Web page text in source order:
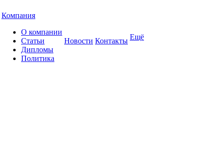
Компания
О компании
Статьи
Дипломы
Политика
Новости Контакты Ещё